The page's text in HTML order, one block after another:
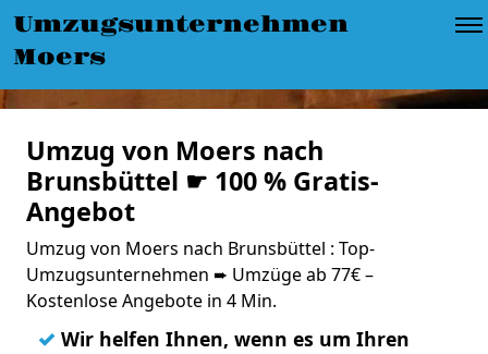
Umzugsunternehmen
Moers
Umzug von Moers nach
Brunsbüttel ☛ 100 % Gratis-
Angebot
Umzug von Moers nach Brunsbüttel : Top-
Umzugsunternehmen ➨ Umzüge ab 77€ –
Kostenlose Angebote in 4 Min.
✓ Wir helfen Ihnen, wenn es um Ihren